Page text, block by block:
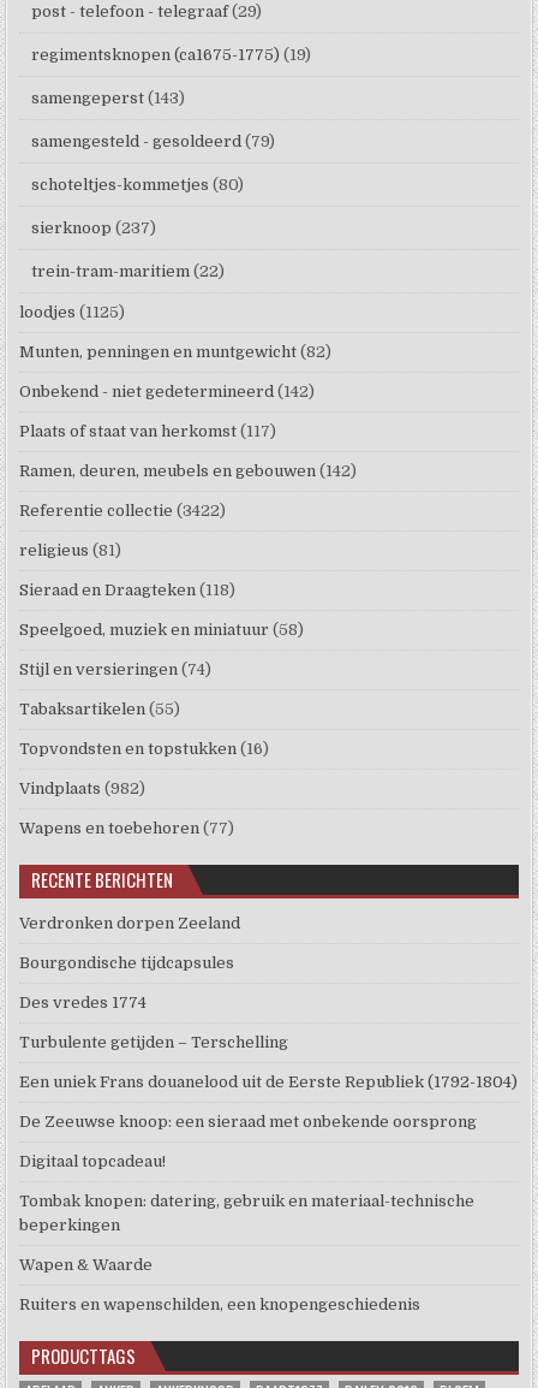
post - telefoon - telegraaf (29)
regimentsknopen (ca1675-1775) (19)
samengeperst (143)
samengesteld - gesoldeerd (79)
schoteltjes-kommetjes (80)
sierknoop (237)
trein-tram-maritiem (22)
loodjes (1125)
Munten, penningen en muntgewicht (82)
Onbekend - niet gedetermineerd (142)
Plaats of staat van herkomst (117)
Ramen, deuren, meubels en gebouwen (142)
Referentie collectie (3422)
religieus (81)
Sieraad en Draagteken (118)
Speelgoed, muziek en miniatuur (58)
Stijl en versieringen (74)
Tabaksartikelen (55)
Topvondsten en topstukken (16)
Vindplaats (982)
Wapens en toebehoren (77)
RECENTE BERICHTEN
Verdronken dorpen Zeeland
Bourgondische tijdcapsules
Des vredes 1774
Turbulente getijden – Terschelling
Een uniek Frans douanelood uit de Eerste Republiek (1792-1804)
De Zeeuwse knoop: een sieraad met onbekende oorsprong
Digitaal topcadeau!
Tombak knopen: datering, gebruik en materiaal-technische
beperkingen
Wapen & Waarde
Ruiters en wapenschilden, een knopengeschiedenis
PRODUCTTAGS